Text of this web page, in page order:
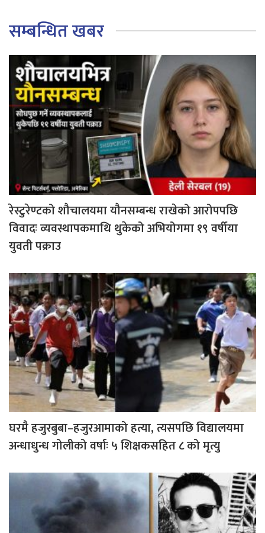
सम्बन्धित खबर
रेस्टुरेण्टको शौचालयमा यौनसम्बन्ध राखेको आरोपपछि
विवादः व्यवस्थापकमाथि थुकेको अभियोगमा १९ वर्षीया
युवती पक्राउ
घरमै हजुरबुबा–हजुरआमाको हत्या, त्यसपछि विद्यालयमा
अन्धाधुन्ध गोलीको वर्षाः ५ शिक्षकसहित ८ को मृत्यु